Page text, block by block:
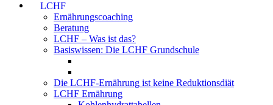
LCHF
Ernährungscoaching
Beratung
LCHF – Was ist das?
Basiswissen: Die LCHF Grundschule
Die LCHF-Ernährung ist keine Reduktionsdiät
LCHF Ernährung